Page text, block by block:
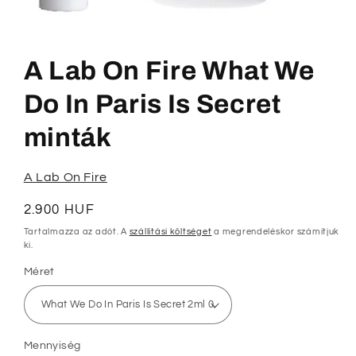
megnyitása
a
modális
párbeszédpanelen
A Lab On Fire What We
Do In Paris Is Secret
minták
A Lab On Fire
Normál
ár
2.900 HUF
Tartalmazza az adót. A szállítási költséget a megrendeléskor számítjuk
ki.
Méret
Mennyiség